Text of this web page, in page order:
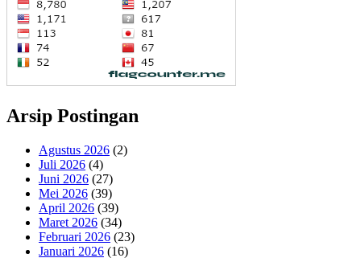
Arsip Postingan
Agustus 2026 (2)
Juli 2026 (4)
Juni 2026 (27)
Mei 2026 (39)
April 2026 (39)
Maret 2026 (34)
Februari 2026 (23)
Januari 2026 (16)